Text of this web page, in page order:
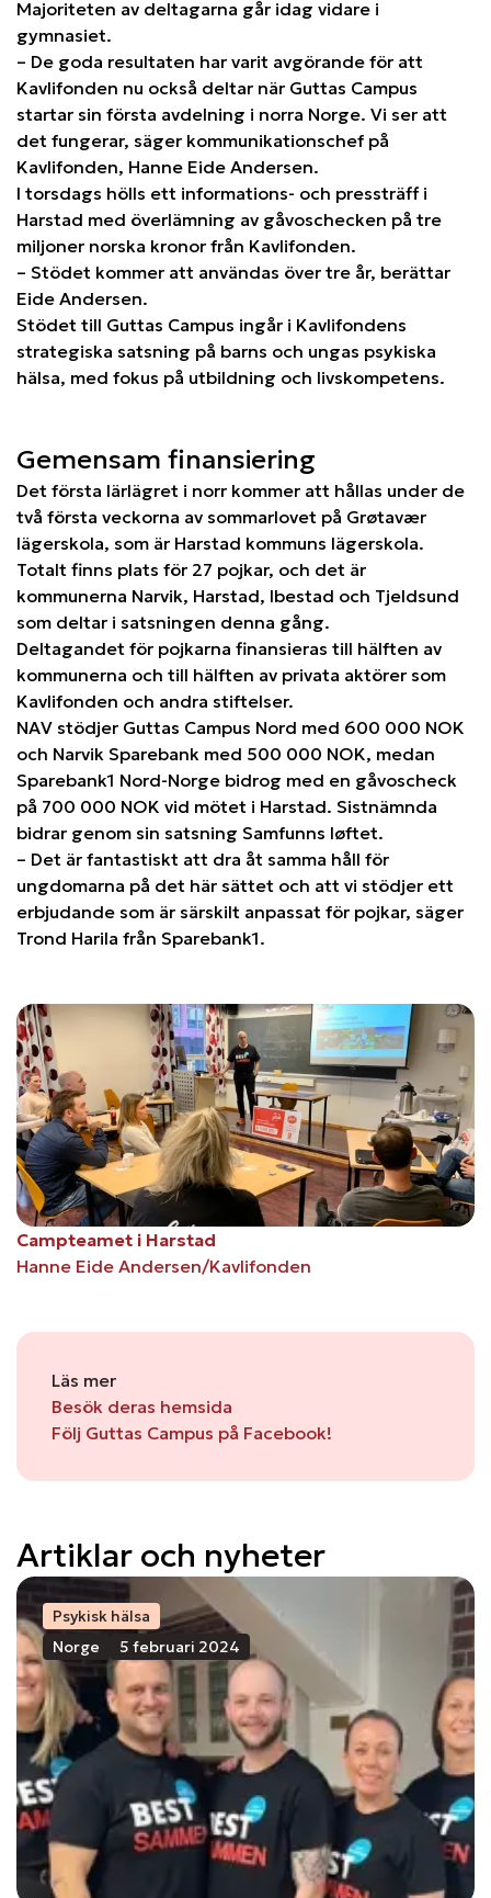
Majoriteten av deltagarna går idag vidare i
gymnasiet.
– De goda resultaten har varit avgörande för att
Kavlifonden nu också deltar när Guttas Campus
startar sin första avdelning i norra Norge. Vi ser att
det fungerar, säger kommunikationschef på
Kavlifonden, Hanne Eide Andersen.
I torsdags hölls ett informations- och pressträff i
Harstad med överlämning av gåvoschecken på tre
miljoner norska kronor från Kavlifonden.
– Stödet kommer att användas över tre år, berättar
Eide Andersen.
Stödet till Guttas Campus ingår i Kavlifondens
strategiska satsning på barns och ungas psykiska
hälsa, med fokus på utbildning och livskompetens.
Gemensam finansiering
Det första lärlägret i norr kommer att hållas under de
två första veckorna av sommarlovet på Grøtavær
lägerskola, som är Harstad kommuns lägerskola.
Totalt finns plats för 27 pojkar, och det är
kommunerna Narvik, Harstad, Ibestad och Tjeldsund
som deltar i satsningen denna gång.
Deltagandet för pojkarna finansieras till hälften av
kommunerna och till hälften av privata aktörer som
Kavlifonden och andra stiftelser.
NAV stödjer Guttas Campus Nord med 600 000 NOK
och Narvik Sparebank med 500 000 NOK, medan
Sparebank1 Nord-Norge bidrog med en gåvoscheck
på 700 000 NOK vid mötet i Harstad. Sistnämnda
bidrar genom sin satsning Samfunns løftet.
– Det är fantastiskt att dra åt samma håll för
ungdomarna på det här sättet och att vi stödjer ett
erbjudande som är särskilt anpassat för pojkar, säger
Trond Harila från Sparebank1.
Campteamet i Harstad
Hanne Eide Andersen/Kavlifonden
Läs mer
Besök deras hemsida
Följ Guttas Campus på Facebook!
Artiklar och nyheter
Psykisk hälsa
Norge
5 februari 2024